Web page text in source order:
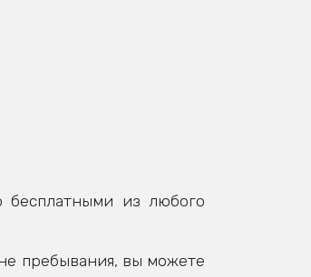
бесплатными из любого
пребывания, вы можете